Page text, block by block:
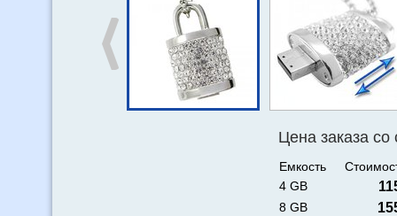
Цена заказа со
Емкость
4 GB
8 GB